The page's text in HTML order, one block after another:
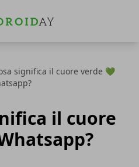
significa il cuore verde 💚
il cuore